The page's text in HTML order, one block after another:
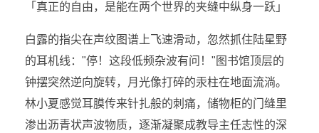
「真正的自由，是能在两个世界的夹缝中纵身一跃」
白露的指尖在声纹图谱上飞速滑动，忽然抓住陆星野
的耳机线："停！这段低频杂波有问！"图书馆顶层的
钟摆突然逆向旋转，月光像打碎的汞柱在地面流淌。
林小夏感觉耳膜传来针扎般的刺痛，储物柜的门缝里
渗出沥青状声波物质，逐渐凝聚成教导主任志性的深